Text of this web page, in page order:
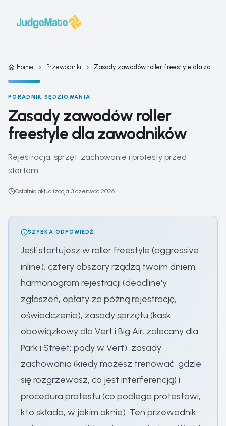
Home Przewodniki Zasady zawodów roller freestyle dla zawodników
PORADNIK SĘDZIOWANIA
Zasady zawodów roller
freestyle dla zawodników
Rejestracja, sprzęt, zachowanie i protesty przed
startem
Ostatnia aktualizacja: 3 czerwca 2026
SZYBKA ODPOWIEDŹ
Jeśli startujesz w roller freestyle (aggressive
inline), cztery obszary rządzą twoim dniem:
harmonogram rejestracji (deadline'y
zgłoszeń, opłaty za późną rejestrację,
oświadczenia), zasady sprzętu (kask
obowiązkowy dla Vert i Big Air, zalecany dla
Park i Street; pady w Vert), zasady
zachowania (kiedy możesz trenować, gdzie
się rozgrzewasz, co jest interferencją) i
procedura protestu (co podlega protestowi,
kto składa, w jakim oknie). Ten przewodnik